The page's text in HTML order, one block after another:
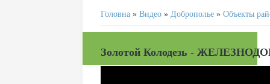
Головна » Видео » Доброполье » Объекты
Золотой Колодезь -